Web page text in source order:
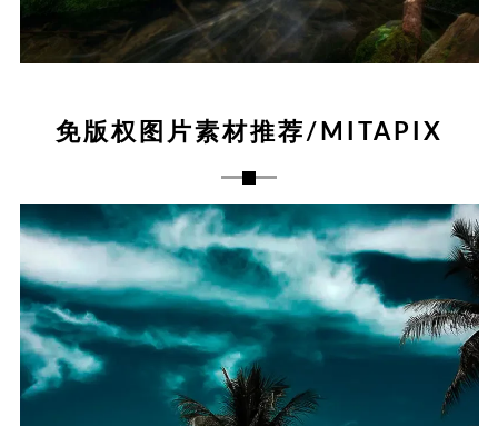
免版权图片素材推荐/MITAPIX